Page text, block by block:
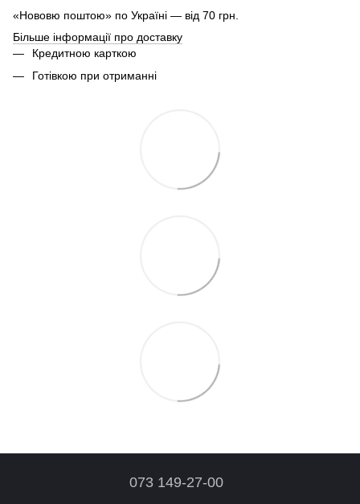
«Нововю поштою» по Україні — від 70 грн.
Більше інформації про доставку
Кредитною карткою
Готівкою при отриманні
073 149-27-00